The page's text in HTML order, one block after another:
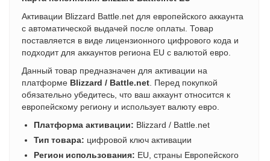
Активации Blizzard Battle.net для европейского аккаунта
с автоматической выдачей после оплаты. Товар
поставляется в виде лицензионного цифрового кода и
подходит для аккаунтов региона EU с валютой евро.
Данный товар предназначен для активации на
платформе Blizzard / Battle.net . Перед покупкой
обязательно убедитесь, что ваш аккаунт относится к
европейскому региону и использует валюту евро.
Платформа активации: Blizzard / Battle.net
Тип товара: цифровой ключ активации
Регион использования: EU, страны Европейского